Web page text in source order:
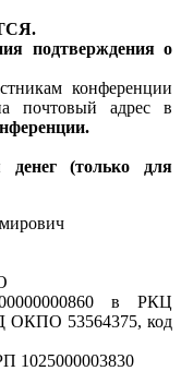
подтверждения о
конференции
почтовый адрес в
денег (только для
в РКЦ
ОКПО 53564375, код
1025000003830